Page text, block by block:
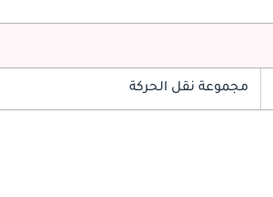
مجموعة نقل الحركة